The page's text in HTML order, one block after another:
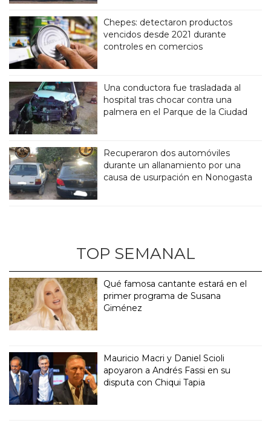
Chepes: detectaron productos
vencidos desde 2021 durante
controles en comercios
Una conductora fue trasladada al
hospital tras chocar contra una
palmera en el Parque de la Ciudad
Recuperaron dos automóviles
durante un allanamiento por una
causa de usurpación en Nonogasta
TOP SEMANAL
Qué famosa cantante estará en el
primer programa de Susana
Giménez
Mauricio Macri y Daniel Scioli
apoyaron a Andrés Fassi en su
disputa con Chiqui Tapia